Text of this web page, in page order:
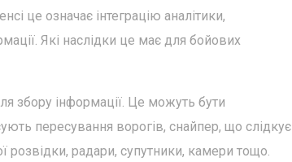
це означає інтеграцію аналітики,
Які наслідки це має для бойових
збору інформації. Це можуть бути
пересування ворогів, снайпер, що слідкує
розвідки, радари, супутники, камери тощо.